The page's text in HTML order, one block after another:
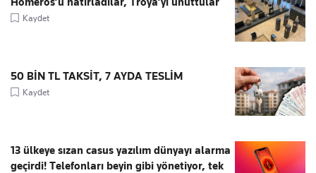
Kaydet
50 BİN TL TAKSİT, 7 AYDA TESLİM
Kaydet
13 ülkeye sızan casus yazılım dünyayı alarma
geçirdi! Telefonları beyin gibi yönetiyor, tek